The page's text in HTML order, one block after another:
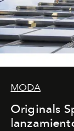
MODA
Originals